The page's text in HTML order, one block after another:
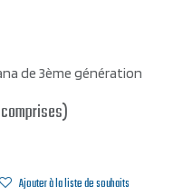
de 3ème génération
Ajouter à la liste de souhaits